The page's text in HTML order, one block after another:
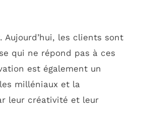
les clients sont
qui ne répond pas à ces
est également un
milléniaux et la
leur créativité et leur